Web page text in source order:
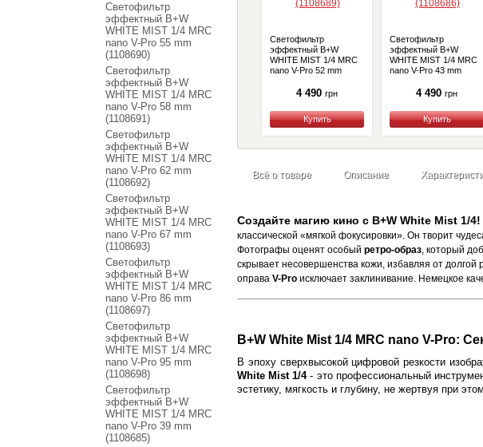
Светофильтр
эффектный B+W
WHITE MIST 1/4 MRC
nano V-Pro 52 mm
4 490 грн
Купить
Светофильтр
эффектный B+W
WHITE MIST 1/4 MRC
nano V-Pro 43 mm
4 490 грн
Купить
Всё о товаре Описание
Создайте магию кино с B+W White Mist 1/4!
классической «мягкой фокусировки». Он творит
Фотографы оценят особый ретро-образ, который
скрывает несовершенства кожи, избавляя от долгой
оправа V-Pro исключает заклинивание. Немецкое
B+W White Mist 1/4 MRC nano V-Pro:
В эпоху сверхвысокой цифровой резкости
White Mist 1/4- это профессиональный
эстетику, мягкость и глубину, не жертвуя при
Светофильтр
эффектный B+W
WHITE MIST 1/4 MRC
nano V-Pro 55 mm
(1108690)
Светофильтр
эффектный B+W
WHITE MIST 1/4 MRC
nano V-Pro 58 mm
(1108691)
Светофильтр
эффектный B+W
WHITE MIST 1/4 MRC
nano V-Pro 62 mm
(1108692)
Светофильтр
эффектный B+W
WHITE MIST 1/4 MRC
nano V-Pro 67 mm
(1108693)
Светофильтр
эффектный B+W
WHITE MIST 1/4 MRC
nano V-Pro 86 mm
(1108697)
Светофильтр
эффектный B+W
WHITE MIST 1/4 MRC
nano V-Pro 95 mm
(1108698)
Светофильтр
эффектный B+W
WHITE MIST 1/4 MRC
nano V-Pro 39 mm
(1108685)